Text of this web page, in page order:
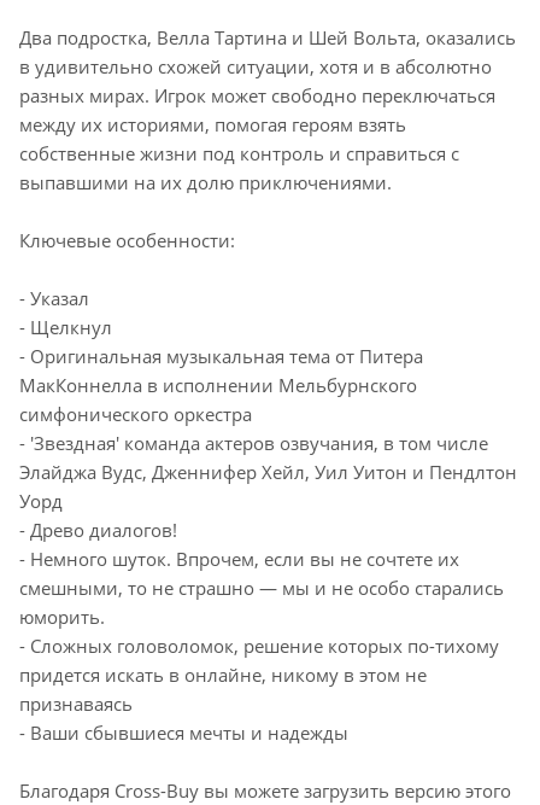
Два подростка, Велла Тартина и Шей Вольта, оказались
в удивительно схожей ситуации, хотя и в абсолютно
разных мирах. Игрок может свободно переключаться
между их историями, помогая героям взять
собственные жизни под контроль и справиться с
выпавшими на их долю приключениями.
Ключевые особенности:
- Указал
- Щелкнул
- Оригинальная музыкальная тема от Питера
МакКоннелла в исполнении Мельбурнского
симфонического оркестра
- 'Звездная' команда актеров озвучания, в том числе
Элайджа Вудс, Дженнифер Хейл, Уил Уитон и Пендлтон
Уорд
- Древо диалогов!
- Немного шуток. Впрочем, если вы не сочтете их
смешными, то не страшно — мы и не особо старались
юморить.
- Сложных головоломок, решение которых по-тихому
придется искать в онлайне, никому в этом не
признаваясь
- Ваши сбывшиеся мечты и надежды
Благодаря Cross-Buy вы можете загрузить версию этого